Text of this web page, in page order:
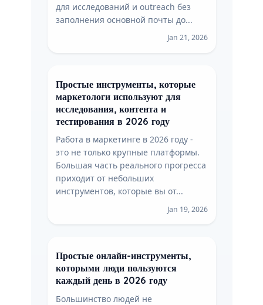
для исследований и outreach без
заполнения основной почты до...
Jan 21, 2026
Простые инструменты, которые
маркетологи используют для
исследования, контента и
тестирования в 2026 году
Работа в маркетинге в 2026 году -
это не только крупные платформы.
Большая часть реального прогресса
приходит от небольших
инструментов, которые вы от...
Jan 19, 2026
Простые онлайн-инструменты,
которыми люди пользуются
каждый день в 2026 году
Большинство людей не